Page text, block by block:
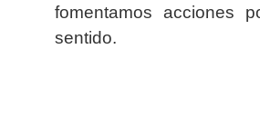
fomentamos acciones
sentido.